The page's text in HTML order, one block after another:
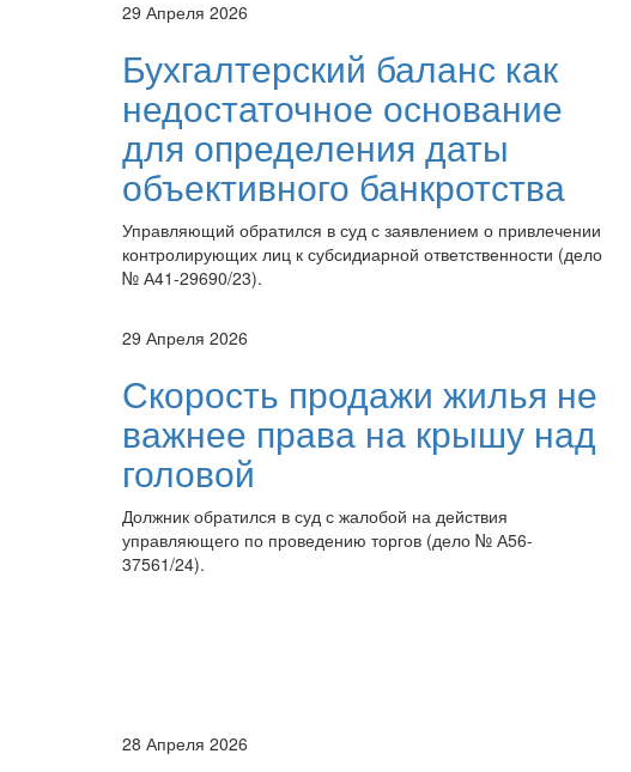
29 Апреля 2026
Бухгалтерский баланс как
недостаточное основание
для определения даты
объективного банкротства
Управляющий обратился в суд с заявлением о привлечении
контролирующих лиц к субсидиарной ответственности (дело
№ А41-29690/23).
29 Апреля 2026
Скорость продажи жилья не
важнее права на крышу над
головой
Должник обратился в суд с жалобой на действия
управляющего по проведению торгов (дело № А56-
37561/24).
28 Апреля 2026